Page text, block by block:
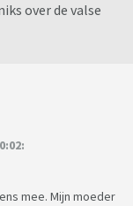
over de valse
mee. Mijn moeder